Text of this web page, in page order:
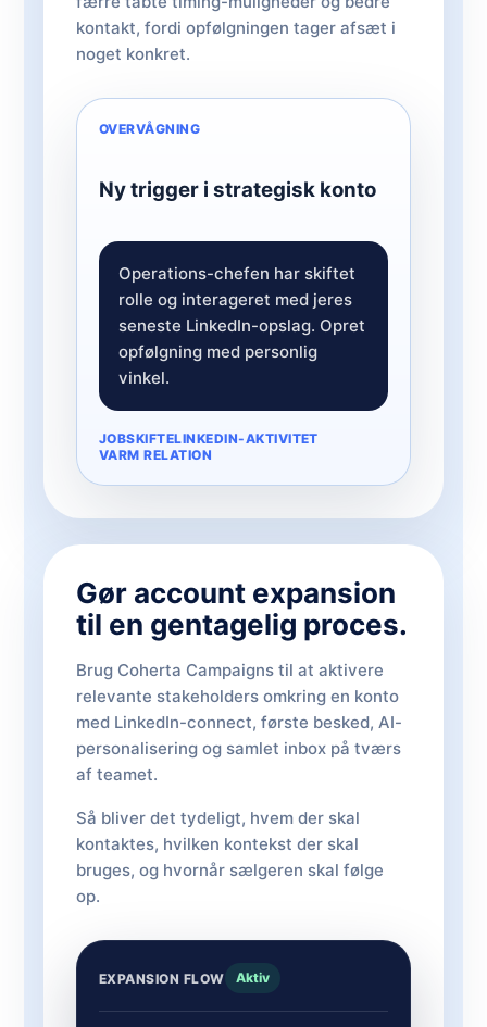
kontakt, fordi opfølgningen tager afsæt i
noget konkret.
OVERVÅGNING
Ny trigger i strategisk konto
Operations-chefen har skiftet
rolle og interageret med jeres
seneste LinkedIn-opslag. Opret
opfølgning med personlig
vinkel.
JOBSKIFTELINKEDIN-AKTIVITET
VARM RELATION
Gør account expansion
til en gentagelig proces.
Brug Coherta Campaigns til at aktivere
relevante stakeholders omkring en konto
med LinkedIn-connect, første besked, AI-
personalisering og samlet inbox på tværs
af teamet.
Så bliver det tydeligt, hvem der skal
kontaktes, hvilken kontekst der skal
bruges, og hvornår sælgeren skal følge
op.
EXPANSION FLOW Aktiv